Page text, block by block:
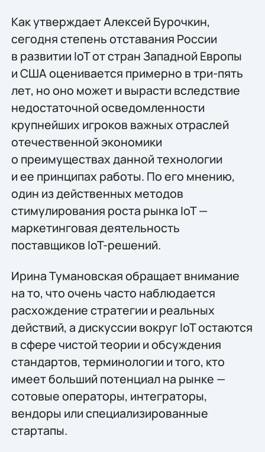
Как утверждает Алексей Бурочкин,
сегодня степень отставания России
в развитии IoT от стран Западной Европы
и США оценивается примерно в три-пять
лет, но оно может и вырасти вследствие
недостаточной осведомленности
крупнейших игроков важных отраслей
отечественной экономики
о преимуществах данной технологии
и ее принципах работы. По его мнению,
один из действенных методов
стимулирования роста рынка IoT —
маркетинговая деятельность
поставщиков IoT-решений.
Ирина Тумановская обращает внимание
на то, что очень часто наблюдается
расхождение стратегии и реальных
действий, а дискуссии вокруг IoT остаются
в сфере чистой теории и обсуждения
стандартов, терминологии и того, кто
имеет больший потенциал на рынке —
сотовые операторы, интеграторы,
вендоры или специализированные
стартапы.